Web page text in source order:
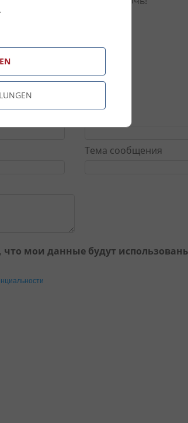
контакт
Тема сообщения
что мои данные будут